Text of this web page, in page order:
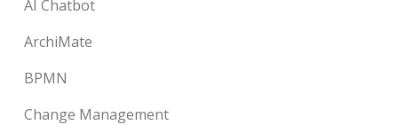
AI Chatbot
ArchiMate
BPMN
Change Management